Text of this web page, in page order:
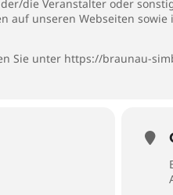
die Veranstalter oder
auf unseren Webseiten
Sie unter https://braunau-